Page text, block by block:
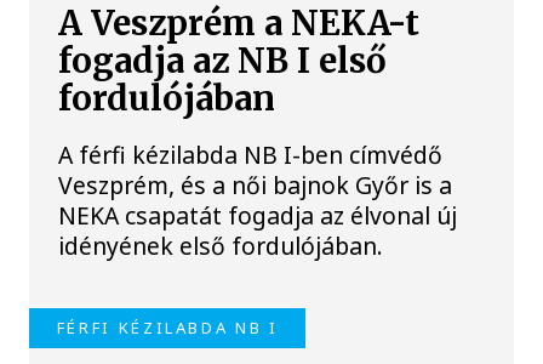
A Veszprém a NEKA-t
fogadja az NB I első
fordulójában
A férfi kézilabda NB I-ben címvédő
Veszprém, és a női bajnok Győr is a
NEKA csapatát fogadja az élvonal új
idényének első fordulójában.
FÉRFI KÉZILABDA NB I